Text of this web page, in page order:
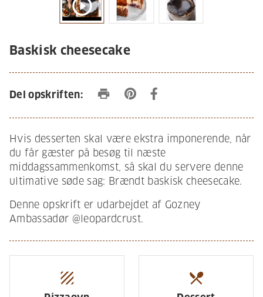
play_circle_outline
Baskisk cheesecake
Del opskriften: print
Hvis desserten skal være ekstra imponerende, når
du får gæster på besøg til næste
middagssammenkomst, så skal du servere denne
ultimative søde sag: Brændt baskisk cheesecake.
Denne opskrift er udarbejdet af Gozney
Ambassadør @leopardcrust.
texture restaurant_menu